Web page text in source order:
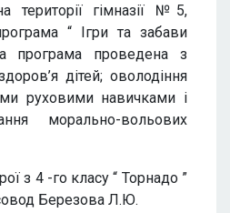
гімназії №5,
“ Ігри та забави
програма проведена з
дітей; оволодіння
руховими навичками і
морально-вольових
з 4 -го класу “ Торнадо ”
Березова Л.Ю.